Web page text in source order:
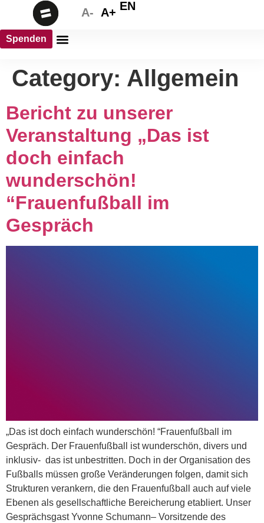
A- A+ EN
Spenden
Category: Allgemein
Bericht zu unserer
Veranstaltung „Das ist
doch einfach
wunderschön!
“Frauenfußball im
Gespräch
„Das ist doch einfach wunderschön! “Frauenfußball im
Gespräch. Der Frauenfußball ist wunderschön, divers und
inklusiv- das ist unbestritten. Doch in der Organisation des
Fußballs müssen große Veränderungen folgen, damit sich
Strukturen verankern, die den Frauenfußball auch auf viele
Ebenen als gesellschaftliche Bereicherung etabliert. Unser
Gesprächsgast Yvonne Schumann– Vorsitzende des